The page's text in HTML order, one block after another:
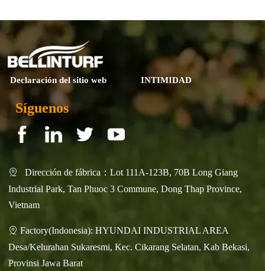
Declaración del sitio web INTIMIDAD
Síguenos

Dirección de fábrica：Lot 111A-123B, 70B Long Giang
Industrial Park, Tan Phuoc 3 Commune, Dong Thap Province,
Vietnam
 Factory(Indonesia): HYUNDAI INDUSTRIAL AREA
Desa/Kelurahan Sukaresmi, Kec. Cikarang Selatan, Kab Bekasi,
Provinsi Jawa Barat